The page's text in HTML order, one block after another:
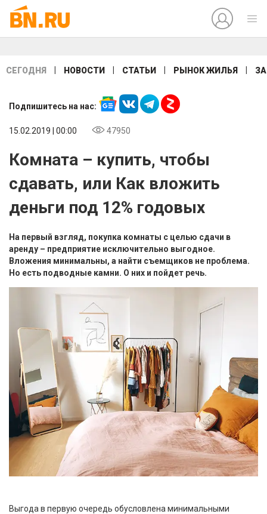
СЕГОДНЯ НОВОСТИ СТАТЬИ РЫНОК ЖИЛЬЯ
Подпишитесь на нас:
15.02.2019 | 00:00 47950
Комната – купить, чтобы
сдавать, или Как вложить
деньги под 12% годовых
На первый взгляд, покупка комнаты с целью сдачи в
аренду – предприятие исключительно выгодное.
Вложения минимальны, а найти съемщиков не проблема.
Но есть подводные камни. О них и пойдет речь.
Выгода в первую очередь обусловлена минимальными